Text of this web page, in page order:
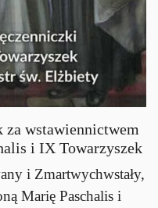
za wstawiennictwem
i IX Towarzyszek
i Zmartwychwstały,
Marię Paschalis i